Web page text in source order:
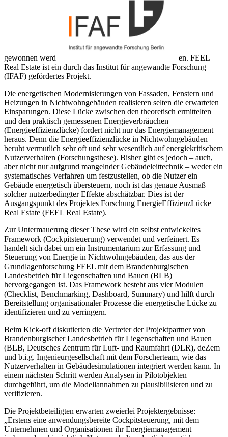
gewonnen werd
en. FEEL
Real Estate ist ein durch das Institut für angewandte Forschung
(IFAF) gefördertes Projekt.
Die energetischen Modernisierungen von Fassaden, Fenstern und
Heizungen in Nichtwohngebäuden realisieren selten die erwarteten
Einsparungen. Diese Lücke zwischen den theoretisch ermittelten
und den praktisch gemessenen Energieverbräuchen
(Energieeffizienzlücke) fordert nicht nur das Energiemanagement
heraus. Denn die Energieeffizienzlücke in Nichtwohngebäuden
beruht vermutlich sehr oft und sehr wesentlich auf energiekritischem
Nutzerverhalten (Forschungsthese). Bisher gibt es jedoch – auch,
aber nicht nur aufgrund mangelnder Gebäudeleittechnik – weder ein
systematisches Verfahren um festzustellen, ob die Nutzer ein
Gebäude energetisch übersteuern, noch ist das genaue Ausmaß
solcher nutzerbedingter Effekte abschätzbar. Dies ist der
Ausgangspunkt des Projektes Forschung EnergieEffizienzLücke
Real Estate (FEEL Real Estate).
Zur Untermauerung dieser These wird ein selbst entwickeltes
Framework (Cockpitsteuerung) verwendet und verfeinert. Es
handelt sich dabei um ein Instrumentarium zur Erfassung und
Steuerung von Energie in Nichtwohngebäuden, das aus der
Grundlagenforschung FEEL mit dem Brandenburgischen
Landesbetrieb für Liegenschaften und Bauen (BLB)
hervorgegangen ist. Das Framework besteht aus vier Modulen
(Checklist, Benchmarking, Dashboard, Summary) und hilft durch
Bereitstellung organisationaler Prozesse die energetische Lücke zu
identifizieren und zu verringern.
Beim Kick-off diskutierten die Vertreter der Projektpartner von
Brandenburgischer Landesbetrieb für Liegenschaften und Bauen
(BLB, Deutsches Zentrum für Luft- und Raumfahrt (DLR), deZem
und b.i.g. Ingenieurgesellschaft mit dem Forscherteam, wie das
Nutzerverhalten in Gebäudesimulationen integriert werden kann. In
einem nächsten Schritt werden Analysen in Pilotobjekten
durchgeführt, um die Modellannahmen zu plausibilisieren und zu
verifizieren.
Die Projektbeteiligten erwarten zweierlei Projektergebnisse:
„Erstens eine anwendungsbereite Cockpitsteuerung, mit dem
Unternehmen und Organisationen ihr Energiemanagement